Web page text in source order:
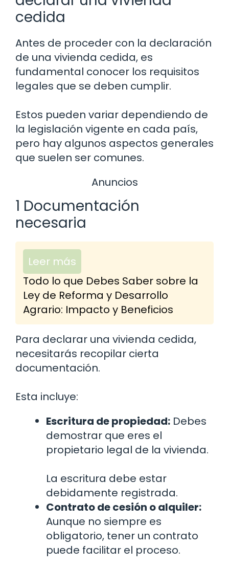
cedida
Antes de proceder con la declaración
de una vivienda cedida, es
fundamental conocer los requisitos
legales que se deben cumplir.
Estos pueden variar dependiendo de
la legislación vigente en cada país,
pero hay algunos aspectos generales
que suelen ser comunes.
Anuncios
1 Documentación
necesaria
Leer más
Todo lo que Debes Saber sobre la
Ley de Reforma y Desarrollo
Agrario: Impacto y Beneficios
Para declarar una vivienda cedida,
necesitarás recopilar cierta
documentación.
Esta incluye:
Escritura de propiedad: Debes
demostrar que eres el
propietario legal de la vivienda.
La escritura debe estar
debidamente registrada.
Contrato de cesión o alquiler:
Aunque no siempre es
obligatorio, tener un contrato
puede facilitar el proceso.